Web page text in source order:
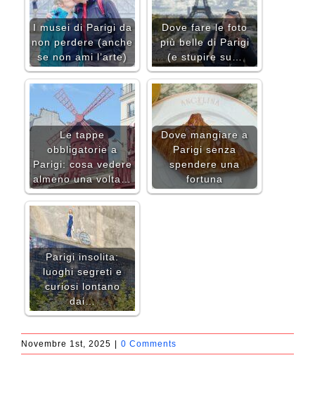
I musei di Parigi da
non perdere (anche
se non ami l’arte)
Dove fare le foto
più belle di Parigi
(e stupire su…
Le tappe
obbligatorie a
Parigi: cosa vedere
almeno una volta…
Dove mangiare a
Parigi senza
spendere una
fortuna
Parigi insolita:
luoghi segreti e
curiosi lontano
dai…
Novembre 1st, 2025 0 Comments